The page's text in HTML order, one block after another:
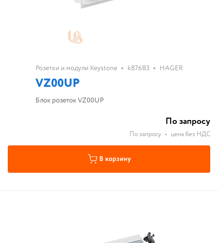
Розетки и модули Keystone • k87683 • HAGER
VZ00UP
Блок розеток VZ00UP
По запросу
По запросу • цена без НДС
В корзину